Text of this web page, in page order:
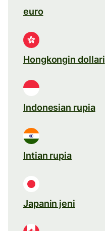
euro
Hongkongin dollari
Indonesian rupia
Intian rupia
Japanin jeni